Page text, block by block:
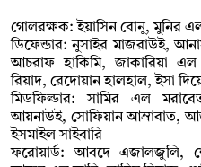
গোলরক্ষক: ইয়াসিন বোনু, মুনির
ডিফেন্ডার: নুসাইর মাজরাউই,
আচরাফ হাকিমি, জাকারিয়া
রিয়াদ, রেদোয়ান হালহাল, ইসা
মিডফিল্ডার: সামির এল
আয়নাউই, সোফিয়ান আম্রাবাত,
ইসমাইল সাইবারি
ফরোয়ার্ড: আবদে এজালজুলি,